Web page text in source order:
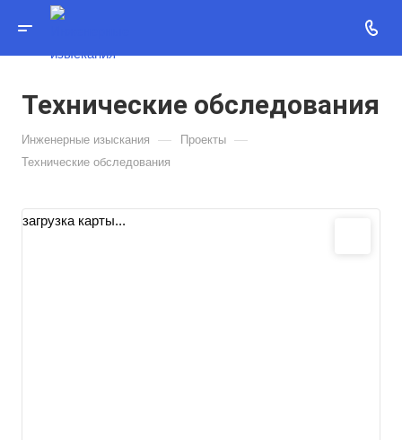
Технические обследования
Инженерные изыскания — Проекты —
Технические обследования
загрузка карты...